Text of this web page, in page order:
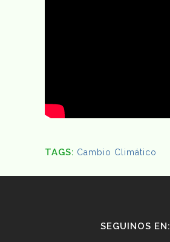
TAGS: Cambio Climático
SEGUINOS EN: